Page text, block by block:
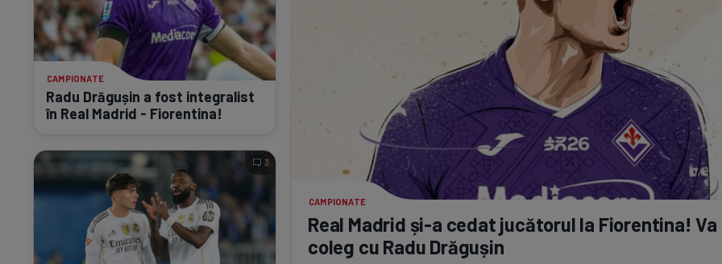
Program TV Pariuri
CAMPIONATE
Radu Drăgușin a fost integralist
în Real Madrid - Fiorentina!
3
CAMPIONATE
Real Madrid și-a cedat jucătorul la Fiorentina!
coleg cu Radu Drăgușin